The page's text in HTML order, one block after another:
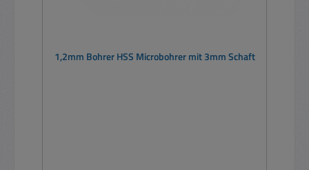
1,2mm Bohrer HSS Microbohrer mit 3mm Schaft